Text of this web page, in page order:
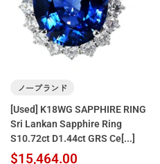
ノーブランド
[Used] K18WG SAPPHIRE RING
Sri Lankan Sapphire Ring
S10.72ct D1.44ct GRS Ce[...]
$15,464.00